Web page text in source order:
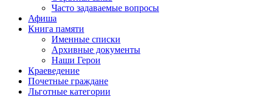
Часто задаваемые вопросы
Афиша
Книга памяти
Именные списки
Архивные документы
Наши Герои
Краеведение
Почетные граждане
Льготные категории